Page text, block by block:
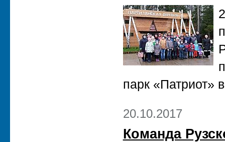
парк «Патриот»
20.10.2017
Команда